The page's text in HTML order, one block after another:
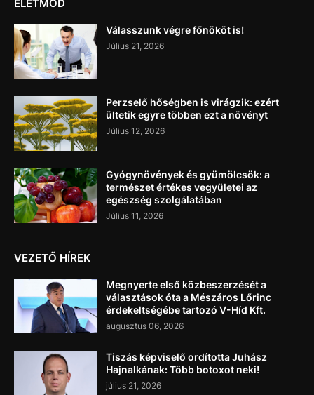
ÉLETMÓD
Válasszunk végre főnököt is!
Július 21, 2026
Perzselő hőségben is virágzik: ezért
ültetik egyre többen ezt a növényt
Július 12, 2026
Gyógynövények és gyümölcsök: a
természet értékes vegyületei az
egészség szolgálatában
Július 11, 2026
VEZETŐ HÍREK
Megnyerte első közbeszerzését a
választások óta a Mészáros Lőrinc
érdekeltségébe tartozó V-Híd Kft.
augusztus 06, 2026
Tiszás képviselő ordította Juhász
Hajnalkának: Több botoxot neki!
július 21, 2026